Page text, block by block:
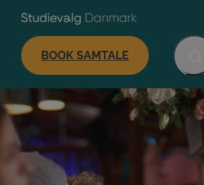
BOOK SAMTALE